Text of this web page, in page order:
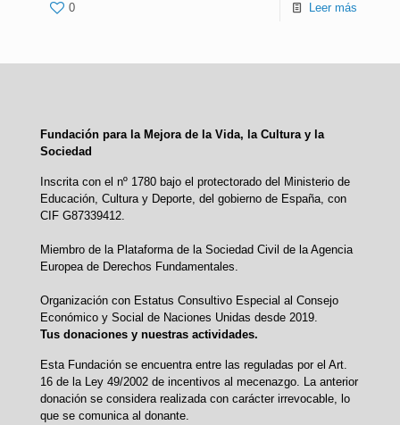
0 Leer más
Fundación para la Mejora de la Vida, la Cultura y la
Sociedad
Inscrita con el nº 1780 bajo el protectorado del Ministerio de
Educación, Cultura y Deporte, del gobierno de España, con
CIF G87339412.
Miembro de la Plataforma de la Sociedad Civil de la Agencia
Europea de Derechos Fundamentales.
Organización con Estatus Consultivo Especial al Consejo
Económico y Social de Naciones Unidas desde 2019.
Tus donaciones y nuestras actividades.
Esta Fundación se encuentra entre las reguladas por el Art.
16 de la Ley 49/2002 de incentivos al mecenazgo. La anterior
donación se considera realizada con carácter irrevocable, lo
que se comunica al donante.